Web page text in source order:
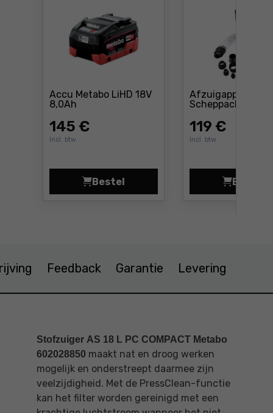
Accu Metabo LiHD 18V
8,0Ah
145 €
Incl. btw
Bestel
Accu Metabo LiHD 18V 8,0Ah Prijs
Afzuigapparaat
Scheppach DC100
119 €
Incl. btw
Bestel
Feedback Garantie Levering
Stofzuiger AS 18 L PC COMPACT Metabo
602028850 maakt nat en droog werken
mogelijk en onderstreept daarmee zijn
veelzijdigheid. Met de PressClean-functie
kan het filter worden gereinigd met een